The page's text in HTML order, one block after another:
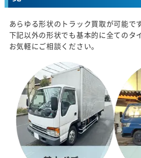
あらゆる形状のトラック買取が可能です
下記以外の形状でも基本的に全てのタ
お気軽にご相談ください。